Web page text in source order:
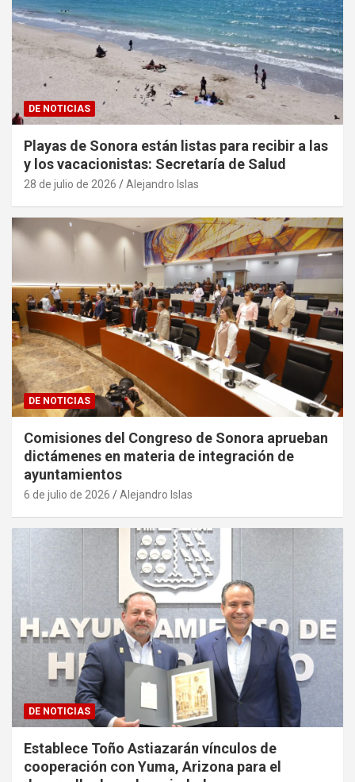
DE NOTICIAS
Playas de Sonora están listas para recibir a las
y los vacacionistas: Secretaría de Salud
28 de julio de 2026 Alejandro Islas
DE NOTICIAS
Comisiones del Congreso de Sonora aprueban
dictámenes en materia de integración de
ayuntamientos
6 de julio de 2026 Alejandro Islas
DE NOTICIAS
Establece Toño Astiazarán vínculos de
cooperación con Yuma, Arizona para el